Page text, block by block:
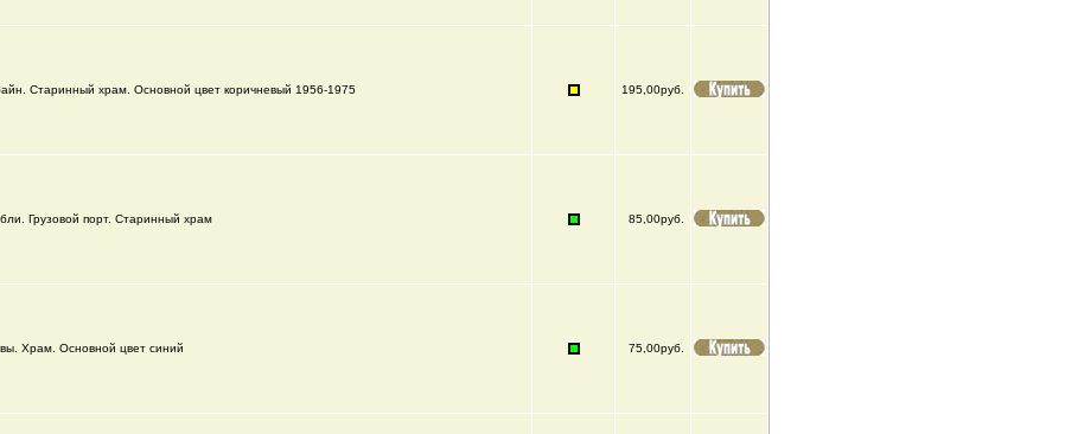
Старинный храм. Основной цвет коричневый 1956-1975 195,00руб.
Грузовой порт. Старинный храм 85,00руб.
Храм. Основной цвет синий 75,00руб.